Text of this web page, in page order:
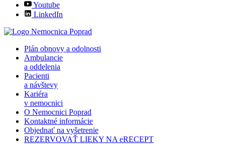
Youtube
LinkedIn
Plán obnovy a odolnosti
Ambulancie
a oddelenia
Pacienti
a návštevy
Kariéra
v nemocnici
O Nemocnici Poprad
Kontaktné informácie
Objednať na vyšetrenie
REZERVOVAŤ LIEKY NA eRECEPT